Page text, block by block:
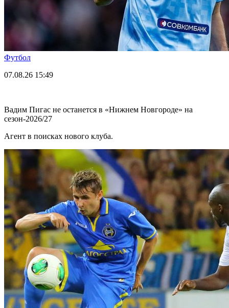
Футбол
07.08.26 15:49
Вадим Пигас не останется в «Нижнем Новгороде» на
сезон-2026/27
Агент в поисках нового клуба.